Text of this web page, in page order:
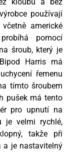
používají
americké
pomocí
šroub, který je
Harris má
řemenu
tímto šroubem
pušek má tento
pro upnutí na
je velmi rychlé,
takže při
a je nastavitelný